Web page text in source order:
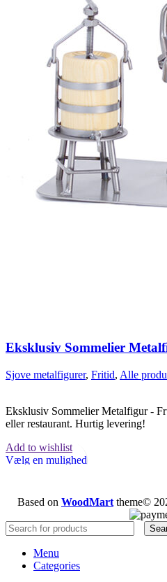
Eksklusiv Sommelier
Sjove metalfigurer, Fritid, Alle
Eksklusiv Sommelier Metalfigur -
eller restaurant. Hurtig levering!
Add to wishlist
Vælg en mulighed
Based on WoodMart theme©
Menu
Categories